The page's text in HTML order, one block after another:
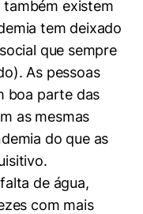
existem
tem deixado
que sempre
As pessoas
boa parte das
as mesmas
do que as
de água,
com mais